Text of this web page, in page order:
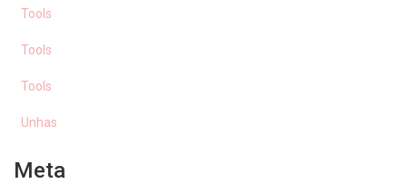
Tools
Tools
Tools
Unhas
Meta